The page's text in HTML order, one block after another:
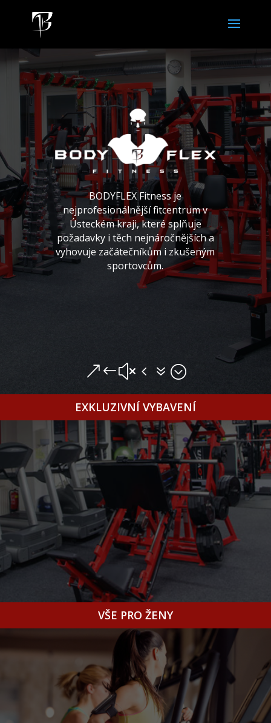
BODYFLEX Fitness je
nejprofesionálnější fitcentrum v
Ústeckém kraji, které splňuje
požadavky i těch nejnáročnějších a
vyhovuje začátečníkům i zkušeným
sportovcům.
&#x47;
EXKLUZIVNÍ VYBAVENÍ
VŠE PRO ŽENY